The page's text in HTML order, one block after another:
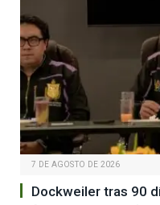
7 DE AGOSTO DE 2026
Dockweiler tras 90